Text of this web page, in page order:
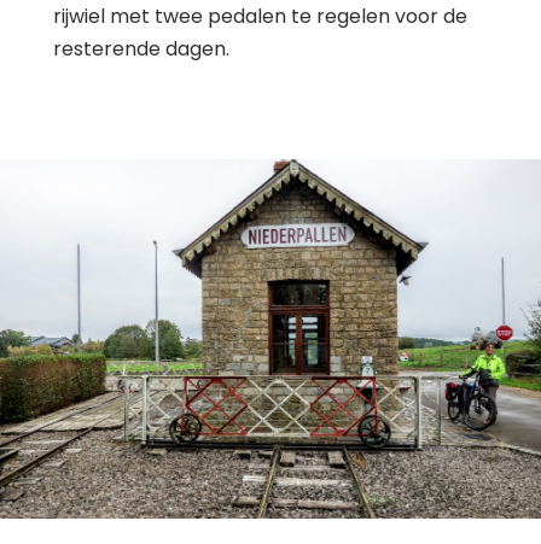
rijwiel met twee pedalen te regelen voor de
resterende dagen.